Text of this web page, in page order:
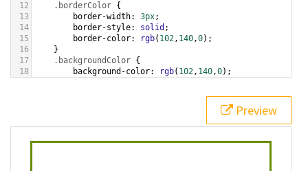
12
.borderColor {
13
border-width: 3px;
14
border-style: solid ;
15
border-color: rgb( 102, 140,0);
16
}
17
.backgroundColor {
18
background-color: rgb( 102, 140,0);
bottom ,
white, rgb(102,140,0));
Preview